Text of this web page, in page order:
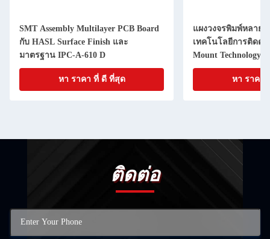
SMT Assembly Multilayer PCB Board
กับ HASL Surface Finish และ
มาตรฐาน IPC-A-610 D
หา ราคา ที่ ดี ที่สุด
แผงวงจรพิมพ์หลาย
เทคโนโลยีการติดตั้ง
Mount Technology)
หา ราคา
ติดต่อ